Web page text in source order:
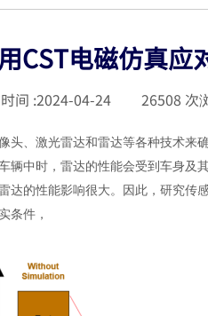
CST电磁仿真应
间 :2024-04-24 26508 次
头、激光雷达和雷达等各种技术
辆中时，雷达的性能会受到车身
达的性能影响很大。因此，研究
条件，